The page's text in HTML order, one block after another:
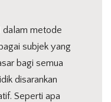
dalam metode
subjek yang
bagi semua
disarankan
Seperti apa